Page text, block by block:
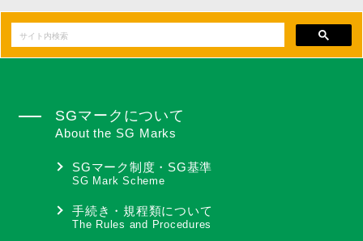
SGマークについて
About the SG Marks
SGマーク制度・SG基準
SG Mark Scheme
手続き・規程類について
The Rules and Procedures